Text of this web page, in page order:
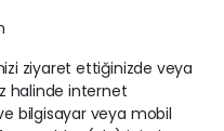
ziyaret ettiğinizde veya
halinde internet
bilgisayar veya mobil